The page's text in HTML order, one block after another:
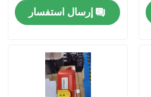
إرسال استفسار